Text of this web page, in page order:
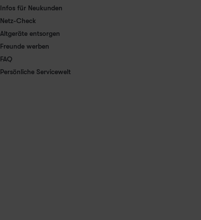
Infos für Neukunden
Netz-Check
Altgeräte entsorgen
Freunde werben
FAQ
Persönliche Servicewelt